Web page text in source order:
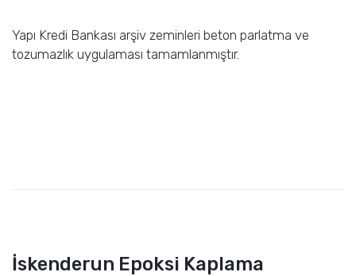
Yapı Kredi Bankası arşiv zeminleri beton parlatma ve
tozumazlık uygulaması tamamlanmıştır.
İskenderun Epoksi Kaplama